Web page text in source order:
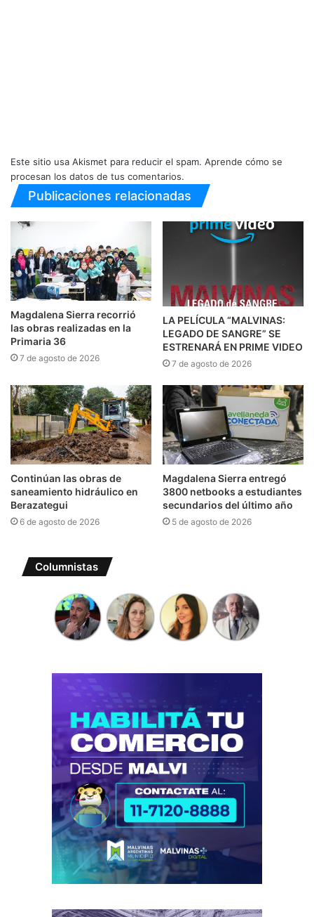
Este sitio usa Akismet para reducir el spam. Aprende cómo se
procesan los datos de tus comentarios.
Publicaciones relacionadas
Magdalena Sierra recorrió
las obras realizadas en la
Primaria 36
7 de agosto de 2026
LA PELÍCULA “MALVINAS:
LEGADO DE SANGRE” SE
ESTRENARÁ EN PRIME VIDEO
7 de agosto de 2026
Continúan las obras de
saneamiento hidráulico en
Berazategui
6 de agosto de 2026
Magdalena Sierra entregó
3800 netbooks a estudiantes
secundarios del último año
5 de agosto de 2026
Columnistas